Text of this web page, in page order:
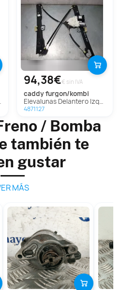
94,38€€ sin IVA
caddy furgon/kombi
Elevalunas Delantero Izquierdo Para Volkswagen Caddy Furgón/Kombi
4871127
/ Bomba
también te
gustar
MÁS